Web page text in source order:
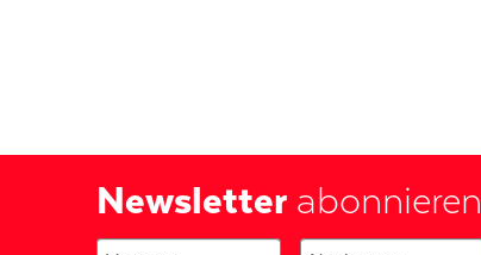
Newsletterabonnieren